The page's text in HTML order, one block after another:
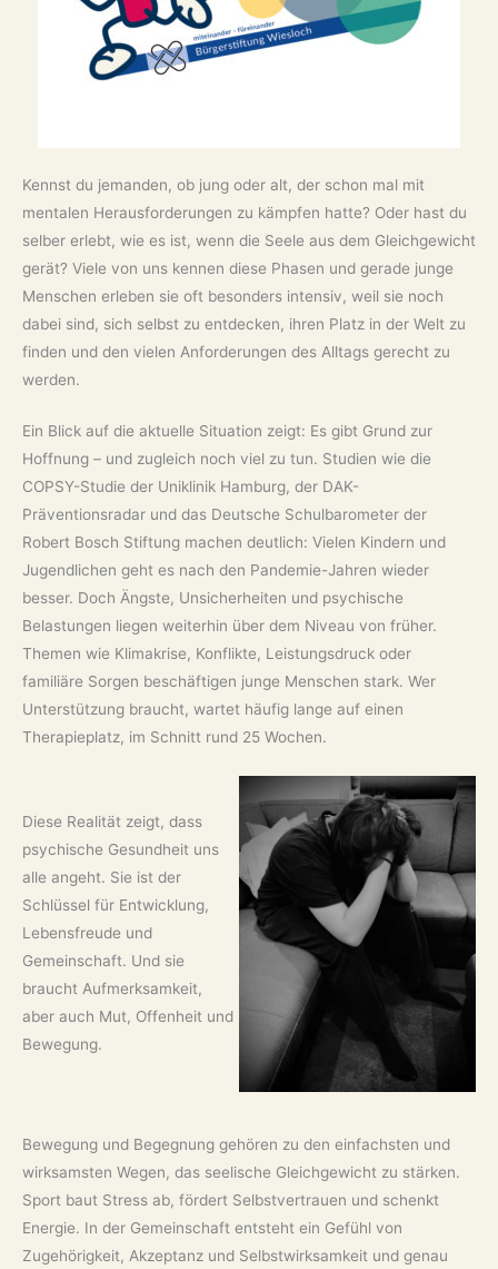
Kennst du jemanden, ob jung oder alt, der schon mal mit
mentalen Herausforderungen zu kämpfen hatte? Oder hast du
selber erlebt, wie es ist, wenn die Seele aus dem Gleichgewicht
gerät? Viele von uns kennen diese Phasen und gerade junge
Menschen erleben sie oft besonders intensiv, weil sie noch
dabei sind, sich selbst zu entdecken, ihren Platz in der Welt zu
finden und den vielen Anforderungen des Alltags gerecht zu
werden.
Ein Blick auf die aktuelle Situation zeigt: Es gibt Grund zur
Hoffnung – und zugleich noch viel zu tun. Studien wie die
COPSY-Studie der Uniklinik Hamburg, der DAK-
Präventionsradar und das Deutsche Schulbarometer der
Robert Bosch Stiftung machen deutlich: Vielen Kindern und
Jugendlichen geht es nach den Pandemie-Jahren wieder
besser. Doch Ängste, Unsicherheiten und psychische
Belastungen liegen weiterhin über dem Niveau von früher.
Themen wie Klimakrise, Konflikte, Leistungsdruck oder
familiäre Sorgen beschäftigen junge Menschen stark. Wer
Unterstützung braucht, wartet häufig lange auf einen
Therapieplatz, im Schnitt rund 25 Wochen.
Diese Realität zeigt, dass
psychische Gesundheit uns
alle angeht. Sie ist der
Schlüssel für Entwicklung,
Lebensfreude und
Gemeinschaft. Und sie
braucht Aufmerksamkeit,
aber auch Mut, Offenheit und
Bewegung.
Bewegung und Begegnung gehören zu den einfachsten und
wirksamsten Wegen, das seelische Gleichgewicht zu stärken.
Sport baut Stress ab, fördert Selbstvertrauen und schenkt
Energie. In der Gemeinschaft entsteht ein Gefühl von
Zugehörigkeit, Akzeptanz und Selbstwirksamkeit und genau